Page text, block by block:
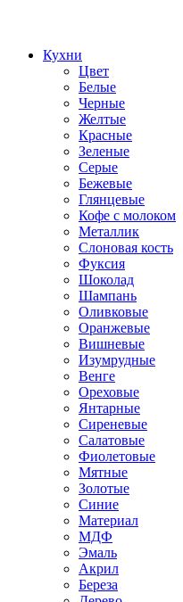
Кухни
Цвет
Белые
Черные
Желтые
Красные
Зеленые
Серые
Бежевые
Глянцевые
Кофе с молоком
Металлик
Слоновая кость
Фуксия
Шоколад
Шампань
Оливковые
Оранжевые
Вишневые
Изумрудные
Венге
Ореховые
Янтарные
Сиреневые
Салатовые
Фиолетовые
Мятные
Золотые
Синие
Материал
МДФ
Эмаль
Акрил
Береза